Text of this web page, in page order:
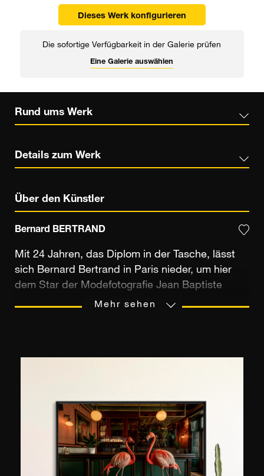
Dieses Werk konfigurieren
Die sofortige Verfügbarkeit in der Galerie prüfen
Eine Galerie auswählen
Rund ums Werk
Details zum Werk
Über den Künstler
Bernard BERTRAND
Mit 24 Jahren, das Diplom in der Tasche, lässt
sich Bernard Bertrand in Paris nieder, um hier
dem Star der Modefotografie Jean Baptiste
MONDINO zu assistieren. An der Seite des
selbständig und spezialisiert sich auf
Modefotografie. Hier erweckt er mehr als 20
Jahre lang mit Präzision seine Welt in
Werbekampagnen und persönlichen
Kunstprojekten zum Leben. Auch heute noch
Mehr sehen